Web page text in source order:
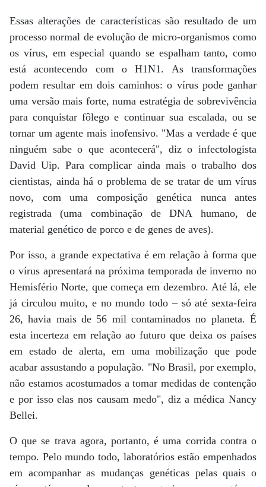
Essas alterações de características são resultado de um
processo normal de evolução de micro-organismos como
os vírus, em especial quando se espalham tanto, como
está acontecendo com o H1N1. As transformações
podem resultar em dois caminhos: o vírus pode ganhar
uma versão mais forte, numa estratégia de sobrevivência
para conquistar fôlego e continuar sua escalada, ou se
tornar um agente mais inofensivo. "Mas a verdade é que
ninguém sabe o que acontecerá", diz o infectologista
David Uip. Para complicar ainda mais o trabalho dos
cientistas, ainda há o problema de se tratar de um vírus
novo, com uma composição genética nunca antes
registrada (uma combinação de DNA humano, de
material genético de porco e de genes de aves).
Por isso, a grande expectativa é em relação à forma que
o vírus apresentará na próxima temporada de inverno no
Hemisfério Norte, que começa em dezembro. Até lá, ele
já circulou muito, e no mundo todo – só até sexta-feira
26, havia mais de 56 mil contaminados no planeta. É
esta incerteza em relação ao futuro que deixa os países
em estado de alerta, em uma mobilização que pode
acabar assustando a população. "No Brasil, por exemplo,
não estamos acostumados a tomar medidas de contenção
e por isso elas nos causam medo", diz a médica Nancy
Bellei.
O que se trava agora, portanto, é uma corrida contra o
tempo. Pelo mundo todo, laboratórios estão empenhados
em acompanhar as mudanças genéticas pelas quais o